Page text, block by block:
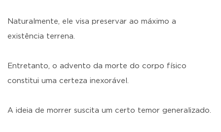
Naturalmente, ele visa preservar ao máximo a
existência terrena.
Entretanto, o advento da morte do corpo físico
constitui uma certeza inexorável.
A ideia de morrer suscita um certo temor generalizado.